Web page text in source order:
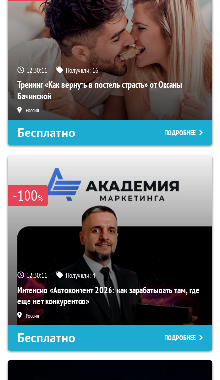
12:30:09 Получили:16
Тренинг «Как вернуть в постель страсть» от Оксаны
Бачинской
Россия
Бесплатно ПОДРОБНЕЕ
-100%
12:30:09 Получили:4
Интенсив «Автоконтент 2026: как зарабатывать там, где
еще нет конкурентов»
Россия
Бесплатно ПОДРОБНЕЕ